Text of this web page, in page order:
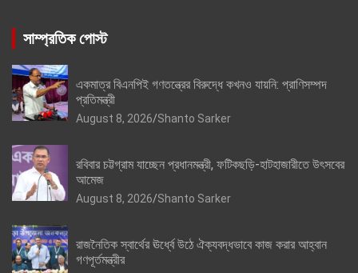
সাম্প্রতিক পোস্ট
একমাত্র বিএনপিই গণতন্ত্রের বিরুদ্ধে কখনও যায়নি: প্রাণিসম্পদ
প্রতিমন্ত্রী
August 8, 2026 Shanto Sarker
রবিবার চট্টগ্রাম যাচ্ছেন প্রধানমন্ত্রী, ফটিকছড়ি-হাটহাজারীতে উৎসবের
আমেজ
August 8, 2026 Shanto Sarker
রাজনৈতিক স্বার্থের ঊর্ধ্বে উঠে ঐক্যবদ্ধভাবে কাজ করার আহ্বান
গণপূর্তমন্ত্রীর